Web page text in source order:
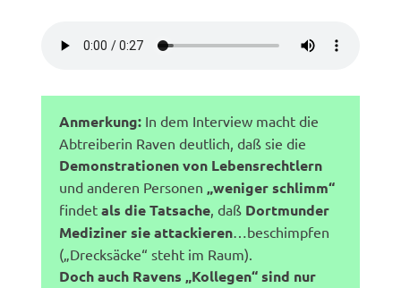
Anmerkung: In dem Interview macht die
Abtreiberin Raven deutlich, daß sie die
Demonstrationen von Lebensrechtlern
und anderen Personen „weniger schlimm“
findetals die Tatsache, daß Dortmunder
Mediziner sie attackieren…beschimpfen
(„Drecksäcke“ steht im Raum).
Doch auch Ravens „Kollegen“ sind nur